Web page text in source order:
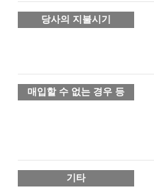
당사의 지불시기
매입할 수 없는 경우 등
기타